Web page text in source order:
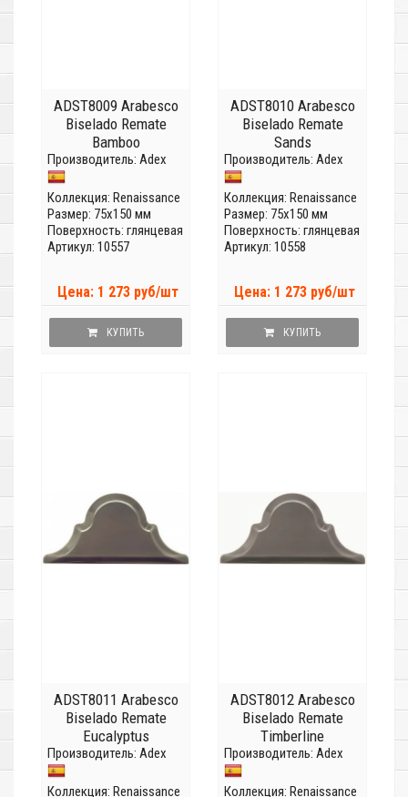
ADST8009 Arabesco
Biselado Remate
Bamboo
Производитель: Adex
Коллекция: Renaissance
Размер: 75x150 мм
Поверхность: глянцевая
Артикул: 10557
Цена: 1 273 руб/шт
КУПИТЬ
ADST8010 Arabesco
Biselado Remate
Sands
Производитель: Adex
Коллекция: Renaissance
Размер: 75x150 мм
Поверхность: глянцевая
Артикул: 10558
Цена: 1 273 руб/шт
КУПИТЬ
ADST8011 Arabesco
Biselado Remate
Eucalyptus
Производитель: Adex
Коллекция: Renaissance
ADST8012 Arabesco
Biselado Remate
Timberline
Производитель: Adex
Коллекция: Renaissance